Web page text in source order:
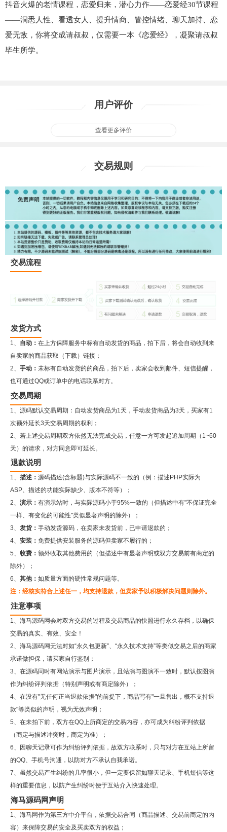
抖音火爆的老情课程，恋爱归来，潜心力作——恋爱经30节课程
——洞悉人性、看透女人、提升情商、管控情绪、聊天加持、恋
爱无敌，你将变成请叔叔，仅需要一本《恋爱经》，凝聚请叔叔
毕生所学。
用户评价
查看更多评价
交易规则
交易流程
发货方式
1、 自动： 在上方保障服务中标有自动发货的商品，拍下后，将会自动收到来
自卖家的商品获取（下载）链接；
2、 手动： 未标有自动发货的的商品，拍下后，卖家会收到邮件、短信提醒，
也可通过QQ或订单中的电话联系对方。
交易周期
1、源码默认交易周期：自动发货商品为1天，手动发货商品为3天，买家有1
次额外延长3天交易周期的权利；
2、若上述交易周期双方依然无法完成交易，任意一方可发起追加周期（1~60
天）的请求，对方同意即可延长。
退款说明
1、 描述： 源码描述(含标题)与实际源码不一致的（例：描述PHP实际为
ASP、描述的功能实际缺少、版本不符等）；
2、 演示： 有演示站时，与实际源码小于95%一致的（但描述中有"不保证完全
一样、有变化的可能性"类似显著声明的除外）；
3、 发货： 手动发货源码，在卖家未发货前，已申请退款的；
4、 安装： 免费提供安装服务的源码但卖家不履行的；
5、 收费： 额外收取其他费用的（但描述中有显著声明或双方交易前有商定的
除外）；
6、 其他： 如质量方面的硬性常规问题等。
注：经核实符合上述任一，均支持退款，但卖家予以积极解决问题则除外。
注意事项
1、海马源码网会对双方交易的过程及交易商品的快照进行永久存档，以确保
交易的真实、有效、安全！
2、 海马源码网无法对如“永久包更新”、“永久技术支持”等类似交易之后的商家
承诺做担保，请买家自行鉴别；
3、在源码同时有网站演示与图片演示，且站演与图演不一致时，默认按图演
作为纠纷评判依据（特别声明或有商定除外）；
4、在没有"无任何正当退款依据"的前提下，商品写有"一旦售出，概不支持退
款"等类似的声明，视为无效声明；
5、在未拍下前，双方在QQ上所商定的交易内容，亦可成为纠纷评判依据
（商定与描述冲突时，商定为准）；
6、因聊天记录可作为纠纷评判依据，故双方联系时，只与对方在互站上所留
的QQ、手机号沟通，以防对方不承认自我承诺。
7、虽然交易产生纠纷的几率很小，但一定要保留如聊天记录、手机短信等这
样的重要信息，以防产生纠纷时便于互站介入快速处理。
海马源码网声明
1、海马网作为第三方中介平台，依据交易合同（商品描述、交易前商定的内
容）来保障交易的安全及买卖双方的权益；